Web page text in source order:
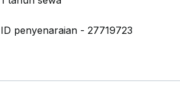
ID penyenaraian - 27719723